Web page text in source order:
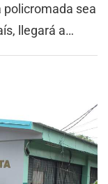
sea
llegará a…